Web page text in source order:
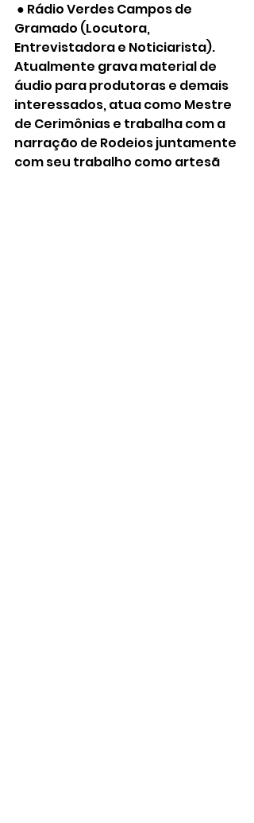
● Rádio Verdes Campos de
Gramado (Locutora,
Entrevistadora e Noticiarista).
Atualmente grava material de
áudio para produtoras e demais
interessados, atua como Mestre
de Cerimônias e trabalha com a
narração de Rodeios juntamente
com seu trabalho como artesã